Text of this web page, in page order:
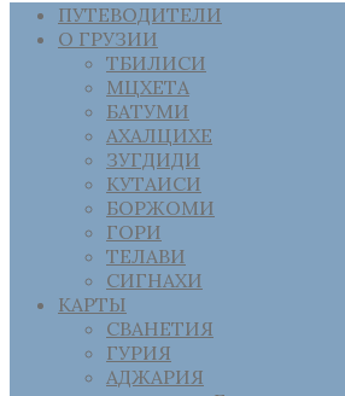
ПУТЕВОДИТЕЛИ
О ГРУЗИИ
ТБИЛИСИ
МЦХЕТА
БАТУМИ
АХАЛЦИХЕ
ЗУГДИДИ
КУТАИСИ
БОРЖОМИ
ГОРИ
ТЕЛАВИ
СИГНАХИ
КАРТЫ
СВАНЕТИЯ
ГУРИЯ
АДЖАРИЯ